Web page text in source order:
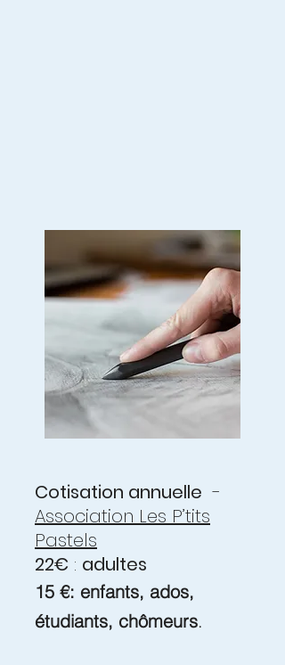
Cotisation annuelle -
Association Les P’tits
Pastels
22€ : adultes
15 €: enfants, ados,
étudiants, chômeurs.